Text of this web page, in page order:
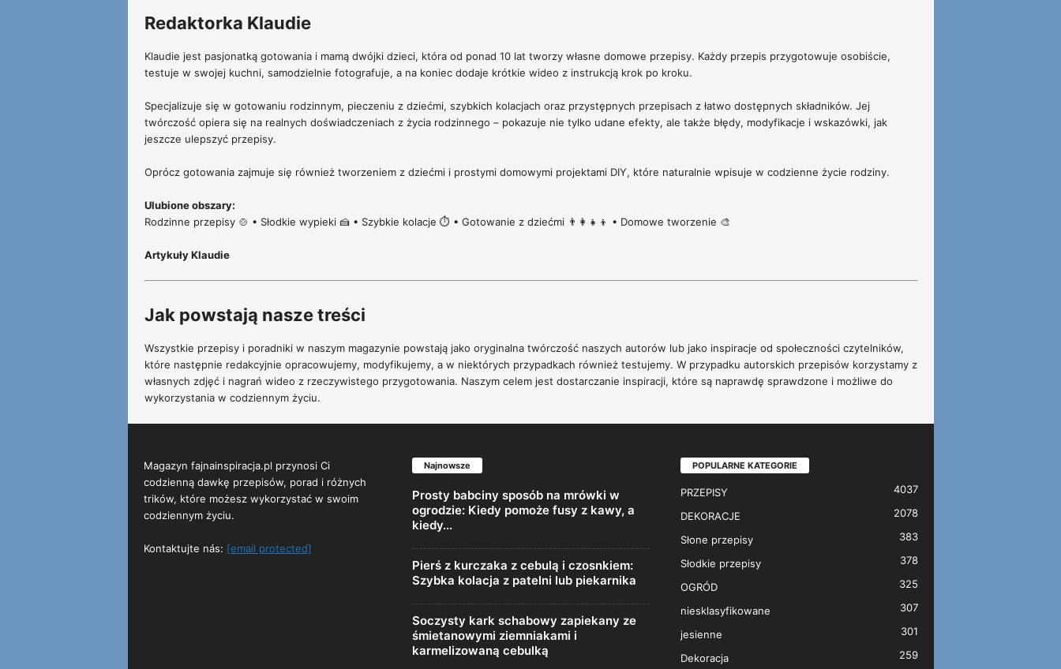
Redaktorka Klaudie
Klaudie jest pasjonatką gotowania i mamą dwójki dzieci, która od ponad 10 lat tworzy własne domowe przepisy. Każdy przepis przygotowuje osobiście,
testuje w swojej kuchni, samodzielnie fotografuje, a na koniec dodaje krótkie wideo z instrukcją krok po kroku.
Specjalizuje się w gotowaniu rodzinnym, pieczeniu z dziećmi, szybkich kolacjach oraz przystępnych przepisach z łatwo dostępnych składników. Jej
twórczość opiera się na realnych doświadczeniach z życia rodzinnego – pokazuje nie tylko udane efekty, ale także błędy, modyfikacje i wskazówki, jak
jeszcze ulepszyć przepisy.
Oprócz gotowania zajmuje się również tworzeniem z dziećmi i prostymi domowymi projektami DIY, które naturalnie wpisuje w codzienne życie rodziny.
Ulubione obszary:
Rodzinne przepisy 🍲 • Słodkie wypieki 🍰 • Szybkie kolacje ⏱️ • Gotowanie z dziećmi 👨‍👩‍👧‍👦 • Domowe tworzenie 🎨
Artykuły Klaudie
Jak powstają nasze treści
Wszystkie przepisy i poradniki w naszym magazynie powstają jako oryginalna twórczość naszych autorów lub jako inspiracje od społeczności czytelników,
które następnie redakcyjnie opracowujemy, modyfikujemy, a w niektórych przypadkach również testujemy. W przypadku autorskich przepisów korzystamy z
własnych zdjęć i nagrań wideo z rzeczywistego przygotowania. Naszym celem jest dostarczanie inspiracji, które są naprawdę sprawdzone i możliwe do
wykorzystania w codziennym życiu.
Magazyn fajnainspiracja.pl przynosi Ci
codzienną dawkę przepisów, porad i różnych
trików, które możesz wykorzystać w swoim
codziennym życiu.
Kontaktujte nás: [email protected]
Najnowsze
Prosty babciny sposób na mrówki w
ogrodzie: Kiedy pomoże fusy z kawy, a
kiedy...
Pierś z kurczaka z cebulą i czosnkiem:
Szybka kolacja z patelni lub piekarnika
Soczysty kark schabowy zapiekany ze
śmietanowymi ziemniakami i
karmelizowaną cebulką
POPULARNE KATEGORIE
PRZEPISY 4037
DEKORACJE 2078
Słone przepisy 383
Słodkie przepisy 378
OGRÓD 325
niesklasyfikowane 307
jesienne 301
Dekoracja 259